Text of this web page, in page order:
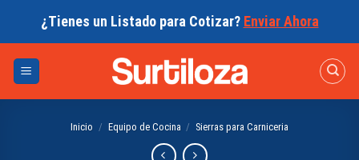
¿Tienes un Listado para Cotizar? Enviar Ahora
Inicio / Equipo de Cocina / Sierras para Carniceria